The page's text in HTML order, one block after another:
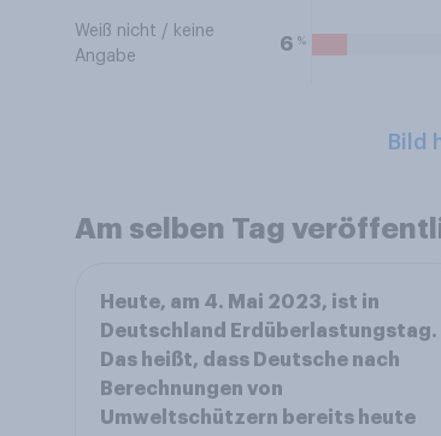
Weiß nicht / keine
Angabe
6 %
Bild
Am selben Tag
Heute, am 4. Mai 2023, ist in
Deutschland Erdüberlastungstag.
Das heißt, dass Deutsche nach
Berechnungen von
Umweltschützern bereits heute